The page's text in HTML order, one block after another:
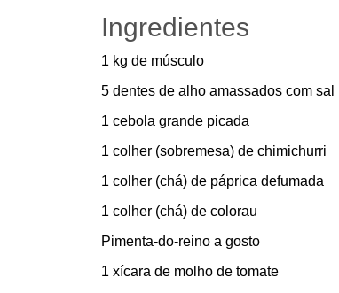
Ingredientes
1 kg de músculo
5 dentes de alho amassados com sal
1 cebola grande picada
1 colher (sobremesa) de chimichurri
1 colher (chá) de páprica defumada
1 colher (chá) de colorau
Pimenta-do-reino a gosto
1 xícara de molho de tomate